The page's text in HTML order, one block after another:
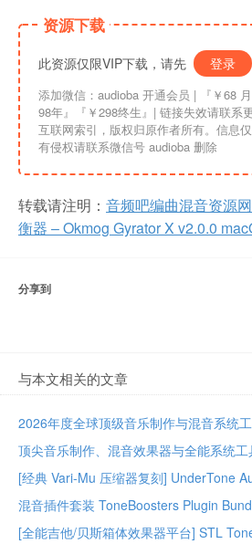
资源下载
此资源仅限VIP下载，请先 登录
添加微信：audioba 开通会员 | 『￥68 月』 『￥98季度』『￥1
98年』『￥298终生』| 链接失效请联系更换。资讯信息均来自
互联网索引，版权归原作者所有。信息
有侵权请联系微信号 audioba 删除
转载请注明： 音频吧编曲混音资源网
衡器 – Okmog Gyrator X v2.0.0
分享到
与本文相关的文章
2026年度全球顶级音乐制作与混音系统
顶尖音乐制作、混音效果器与全能系统